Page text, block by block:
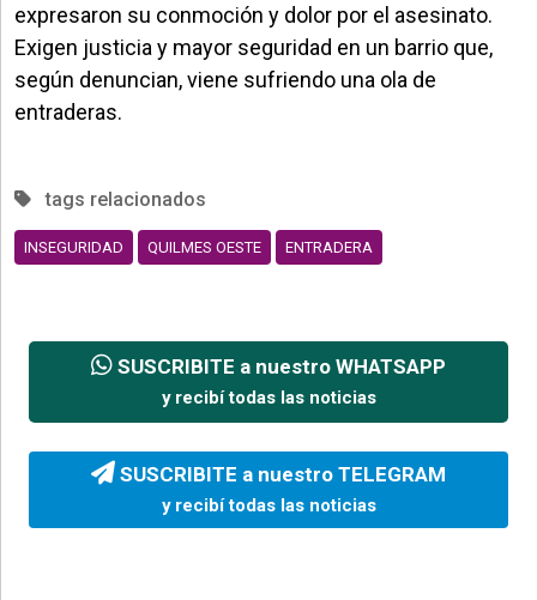
expresaron su conmoción y dolor por el asesinato.
Exigen justicia y mayor seguridad en un barrio que,
según denuncian, viene sufriendo una ola de
entraderas.
tags relacionados
INSEGURIDAD QUILMES OESTE ENTRADERA
SUSCRIBITE a nuestro WHATSAPP
y recibí todas las noticias
SUSCRIBITE a nuestro TELEGRAM
y recibí todas las noticias